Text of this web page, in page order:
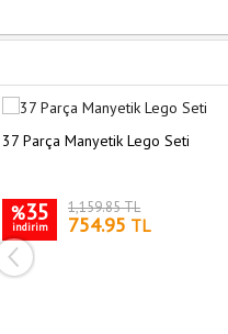
37 Parça Manyetik Lego Seti
%35
indirim
1,159.85 TL
754.95 TL